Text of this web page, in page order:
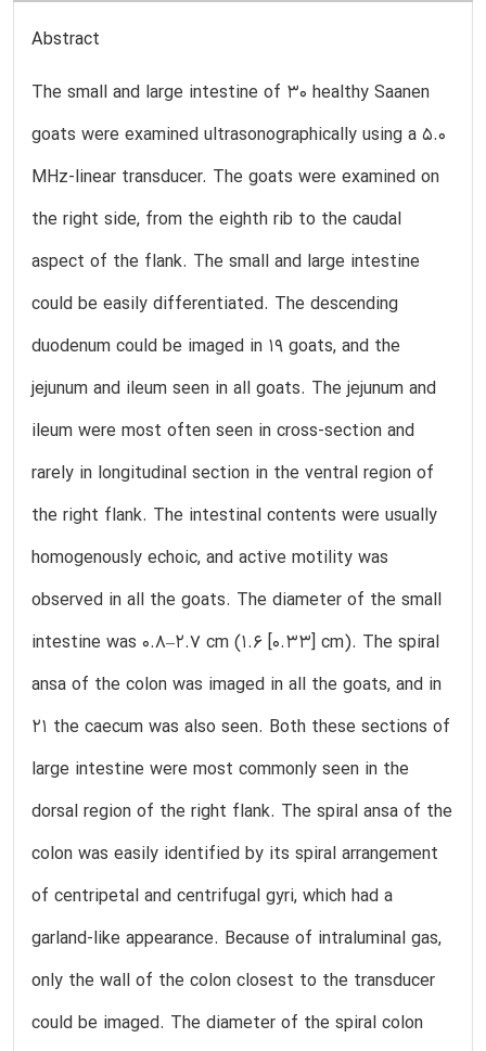
Abstract
The small and large intestine of 30 healthy Saanen
goats were examined ultrasonographically using a 5.0
MHz-linear transducer. The goats were examined on
the right side, from the eighth rib to the caudal
aspect of the flank. The small and large intestine
could be easily differentiated. The descending
duodenum could be imaged in 19 goats, and the
jejunum and ileum seen in all goats. The jejunum and
ileum were most often seen in cross-section and
rarely in longitudinal section in the ventral region of
the right flank. The intestinal contents were usually
homogenously echoic, and active motility was
observed in all the goats. The diameter of the small
intestine was 0.8–2.7 cm (1.6 [0.33] cm). The spiral
ansa of the colon was imaged in all the goats, and in
21 the caecum was also seen. Both these sections of
large intestine were most commonly seen in the
dorsal region of the right flank. The spiral ansa of the
colon was easily identified by its spiral arrangement
of centripetal and centrifugal gyri, which had a
garland-like appearance. Because of intraluminal gas,
only the wall of the colon closest to the transducer
could be imaged. The diameter of the spiral colon